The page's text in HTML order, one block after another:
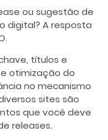
ou sugestão de
digital? A resposta
títulos e
otimização do
no mecanismo
sites são
que você deve
releases.